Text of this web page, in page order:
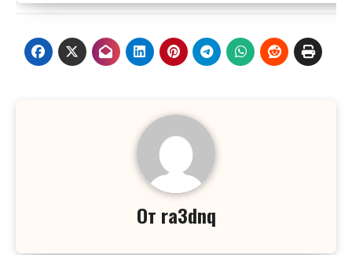
От ra3dnq